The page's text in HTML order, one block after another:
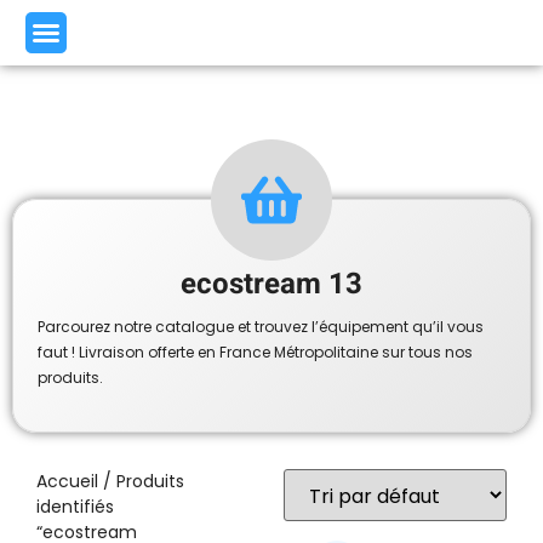
ecostream 13
Parcourez notre catalogue et trouvez l’équipement qu’il vous
faut ! Livraison offerte en France Métropolitaine sur tous nos
produits.
Accueil / Produits
identifiés
“ecostream